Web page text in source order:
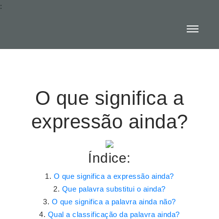
:
O que significa a
expressão ainda?
Índice:
O que significa a expressão ainda?
Que palavra substitui o ainda?
O que significa a palavra ainda não?
Qual a classificação da palavra ainda?